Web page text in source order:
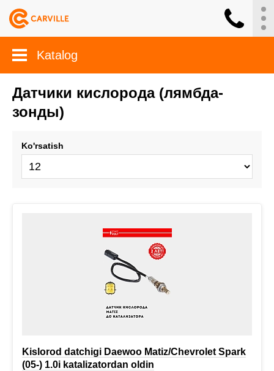
Katalog
Датчики кислорода (лямбда-
зонды)
Ko'rsatish
Kislorod datchigi Daewoo Matiz/Chevrolet Spark
(05-) 1.0i katalizatordan oldin